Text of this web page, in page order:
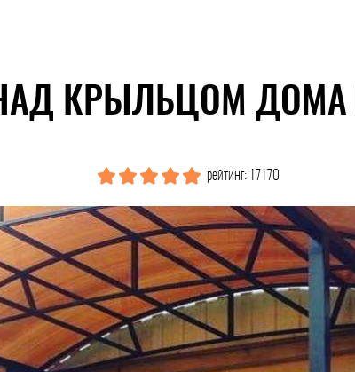
КРЫЛЬЦОМ ДОМА
рейтинг: 17170